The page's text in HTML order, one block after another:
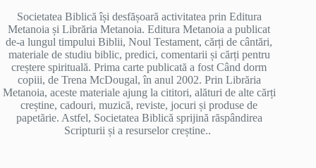
Societatea Biblică își desfășoară activitatea prin Editura
Metanoia și Librăria Metanoia. Editura Metanoia a publicat
de-a lungul timpului Biblii, Noul Testament, cărți de cântări,
materiale de studiu biblic, predici, comentarii și cărți pentru
creștere spirituală. Prima carte publicată a fost Când dorm
copiii, de Trena McDougal, în anul 2002. Prin Librăria
Metanoia, aceste materiale ajung la cititori, alături de alte cărți
creștine, cadouri, muzică, reviste, jocuri și produse de
papetărie. Astfel, Societatea Biblică sprijină răspândirea
Scripturii și a resurselor creștine..